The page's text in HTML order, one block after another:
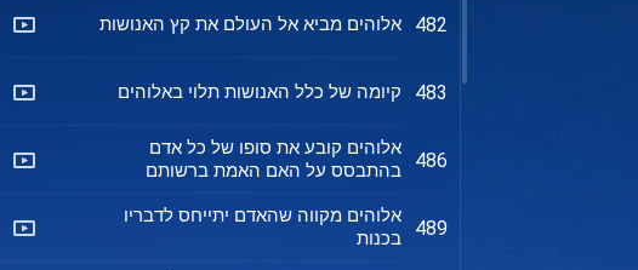
482 אלוהים מביא אל העולם את קץ האנושות
483 קיומה של כלל האנושות תלוי באלוהים
486
אלוהים קובע את סופו של כל אדם
בהתבסס על האם האמת ברשותם
489
אלוהים מקווה שהאדם יתייחס לדבריו
בכנות